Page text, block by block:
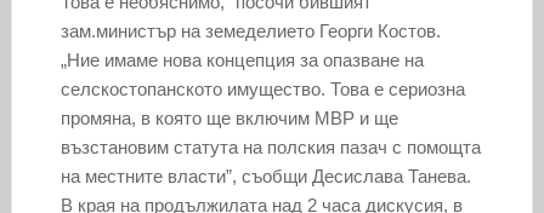
зам.министър на земеделието Георги Костов.
„Ние имаме нова концепция за опазване на
селскостопанското имущество. Това е сериозна
промяна, в която ще включим МВР и ще
възстановим статута на полския пазач с помощта
на местните власти”, съобщи Десислава Танева.
В края на продължилата над 2 часа дискусия, в